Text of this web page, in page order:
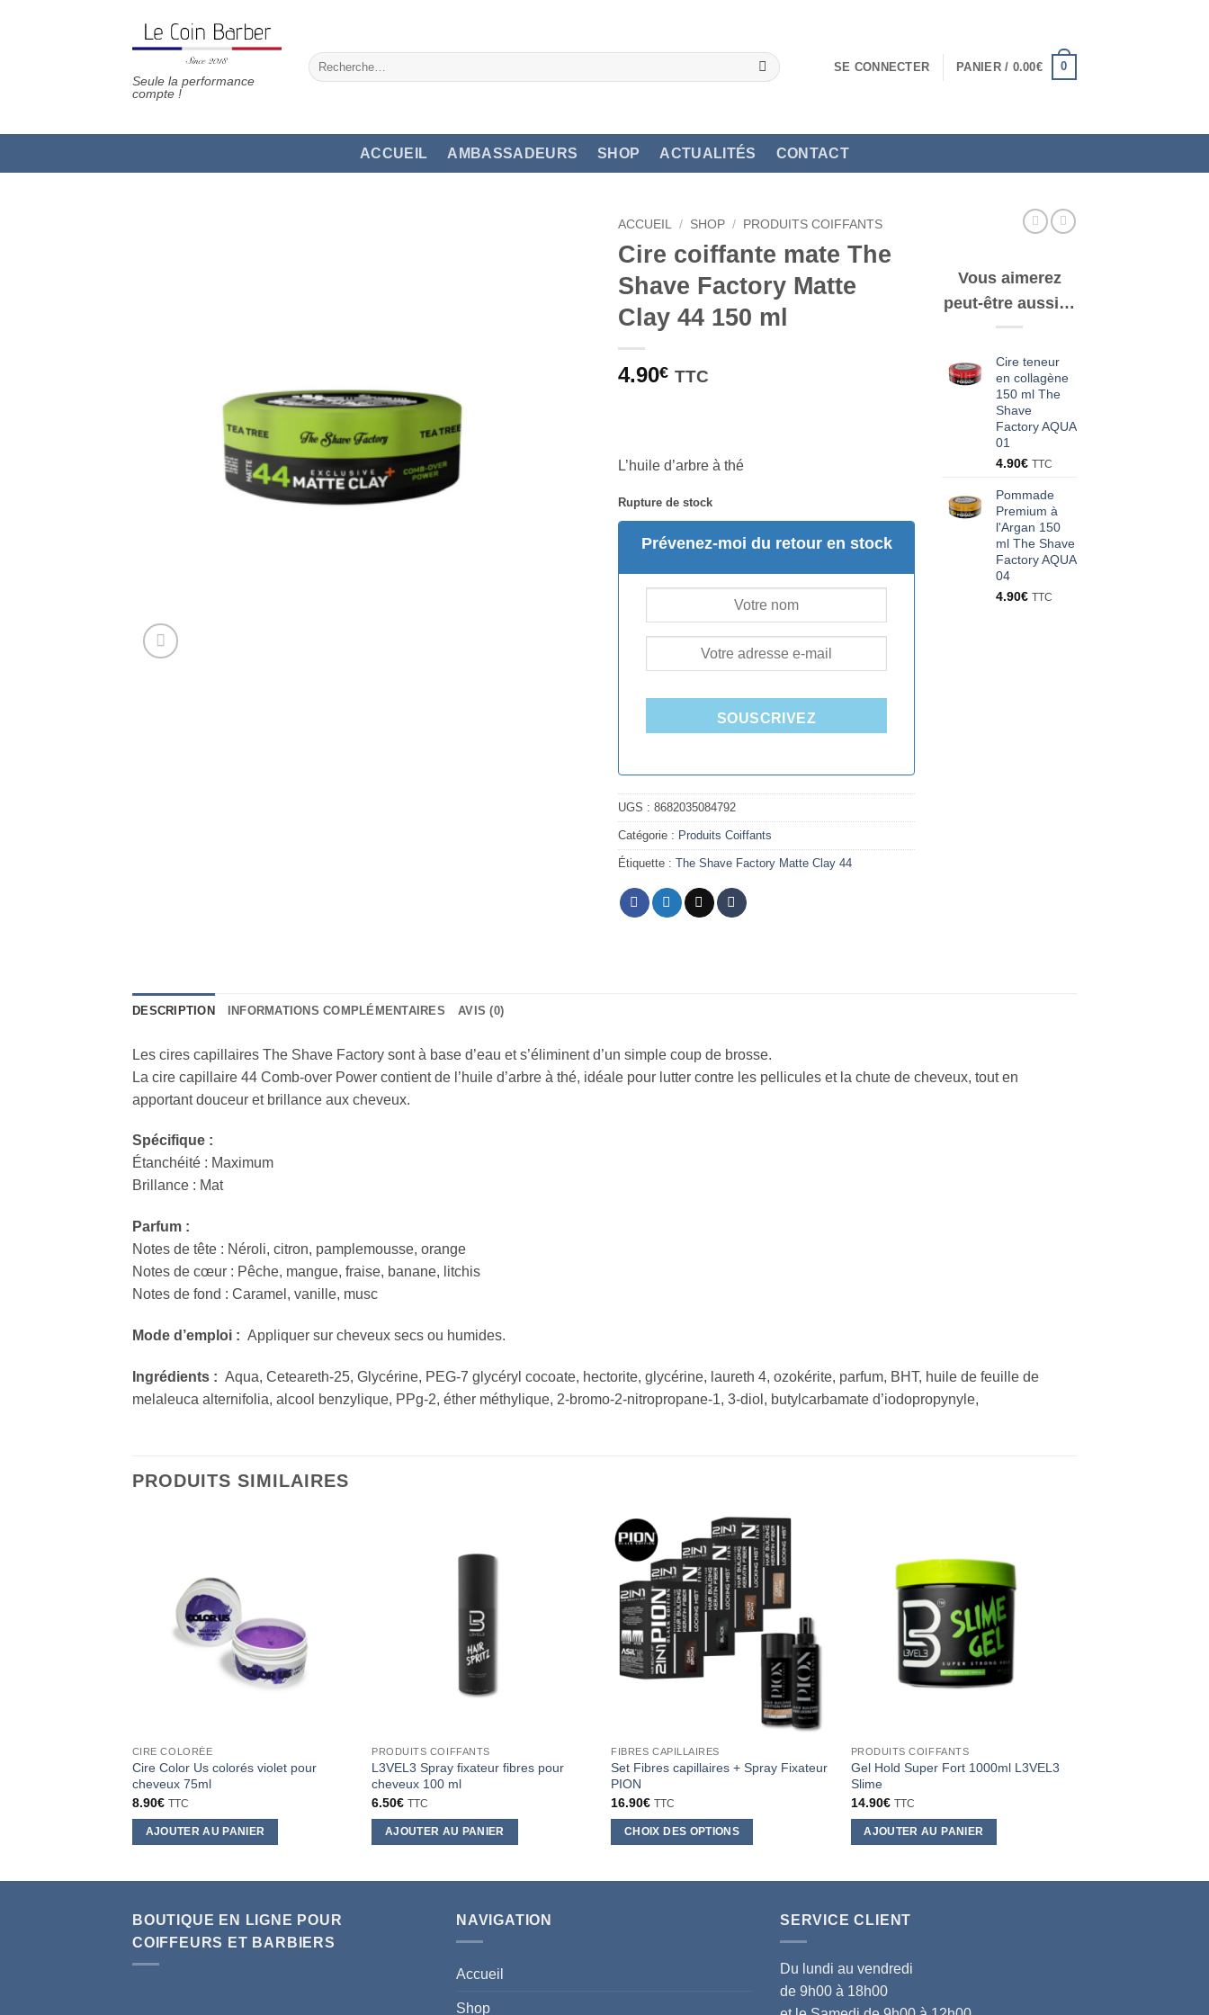
Seule la performance
compte !
Recherche
pour :
SE CONNECTER PANIER / 0.00€ 0
ACCUEIL AMBASSADEURS SHOP ACTUALITÉS CONTACT
ACCUEIL / SHOP / PRODUITS COIFFANTS
Cire coiffante mate The
Shave Factory Matte
Clay 44 150 ml
4.90€ TTC
L’huile d’arbre à thé
Rupture de stock
Prévenez-moi du retour en stock
SOUSCRIVEZ
UGS : 8682035084792
Catégorie : Produits Coiffants
Étiquette : The Shave Factory Matte Clay 44
Vous aimerez
peut-être aussi…
Cire teneur
en collagène
150 ml The
Shave
Factory AQUA
01
4.90€ TTC
Pommade
Premium à
l'Argan 150
ml The Shave
Factory AQUA
04
4.90€ TTC
DESCRIPTION INFORMATIONS COMPLÉMENTAIRES AVIS (0)
Les cires capillaires The Shave Factory sont à base d’eau et s’éliminent d’un simple coup de brosse.
La cire capillaire 44 Comb-over Power contient de l’huile d’arbre à thé, idéale pour lutter contre les pellicules et la chute de cheveux, tout en
apportant douceur et brillance aux cheveux.
Spécifique :
Étanchéité : Maximum
Brillance : Mat
Parfum :
Notes de tête : Néroli, citron, pamplemousse, orange
Notes de cœur : Pêche, mangue, fraise, banane, litchis
Notes de fond : Caramel, vanille, musc
Mode d’emploi : Appliquer sur cheveux secs ou humides.
Ingrédients : Aqua, Ceteareth-25, Glycérine, PEG-7 glycéryl cocoate, hectorite, glycérine, laureth 4, ozokérite, parfum, BHT, huile de feuille de
melaleuca alternifolia, alcool benzylique, PPg-2, éther méthylique, 2-bromo-2-nitropropane-1, 3-diol, butylcarbamate d’iodopropynyle,
PRODUITS SIMILAIRES
CIRE COLORÉE
Cire Color Us colorés violet pour
cheveux 75ml
8.90€ TTC
AJOUTER AU PANIER
PRODUITS COIFFANTS
L3VEL3 Spray fixateur fibres pour
cheveux 100 ml
6.50€ TTC
AJOUTER AU PANIER
FIBRES CAPILLAIRES
Set Fibres capillaires + Spray Fixateur
PION
16.90€ TTC
CHOIX DES OPTIONS
PRODUITS COIFFANTS
Gel Hold Super Fort 1000ml L3VEL3
Slime
14.90€ TTC
AJOUTER AU PANIER
BOUTIQUE EN LIGNE POUR
COIFFEURS ET BARBIERS
NAVIGATION
Accueil
Shop
SERVICE CLIENT
Du lundi au vendredi
de 9h00 à 18h00